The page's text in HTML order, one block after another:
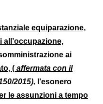
equiparazione,
ai
( affermata con il
2015), l’esonero
le assunzioni a tempo